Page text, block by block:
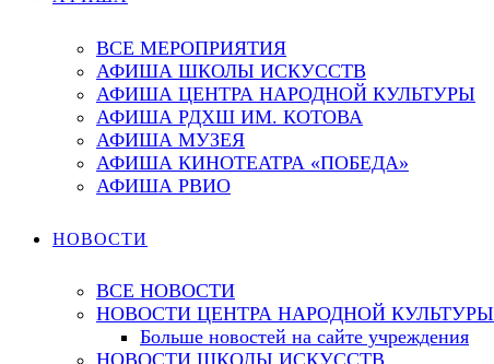
ВСЕ МЕРОПРИЯТИЯ
АФИША ШКОЛЫ ИСКУССТВ
АФИША ЦЕНТРА НАРОДНОЙ КУЛЬТУРЫ
АФИША РДХШ ИМ. КОТОВА
АФИША МУЗЕЯ
АФИША КИНОТЕАТРА «ПОБЕДА»
АФИША РВИО
НОВОСТИ
ВСЕ НОВОСТИ
НОВОСТИ ЦЕНТРА НАРОДНОЙ КУЛЬТУРЫ
Больше новостей на сайте учреждения
НОВОСТИ ШКОЛЫ ИСКУССТВ